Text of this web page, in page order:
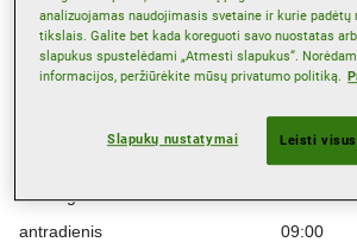
Peržiūrėti telefono numerį
info@autofortasmotors.lt
Montag 09:00
antradienis
09:00
analizuojamas naudojimasis svetaine ir kurie padėtų
tikslais. Galite bet kada koreguoti savo nuostatas
slapukus spustelėdami „Atmesti slapukus“.
informacijos, peržiūrėkite mūsų privatumo politiką.
Slapukų nustatymai Leisti